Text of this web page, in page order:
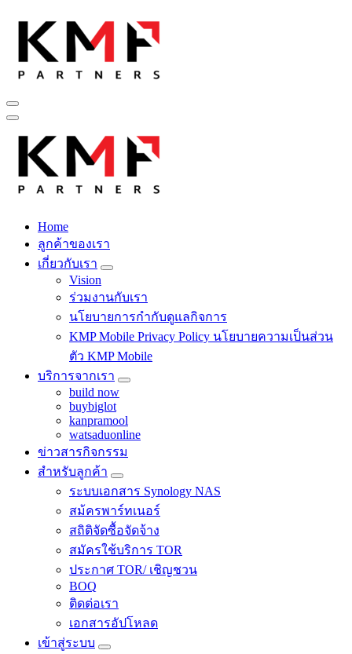
content
Fintech สำหรับวงการรับเหมาก่อสร้าง สู่อนาคตที่ดีกว่าไปพร้อม
กับเรา เพราะโอกาสรอไม่ได้
Fintech สำหรับวงการรับเหมาก่อสร้าง สู่อนาคตที่ดีกว่าไปพร้อม
กับเรา เพราะโอกาสรอไม่ได้
Home
ลูกค้าของเรา
เกี่ยวกับเรา
Vision
ร่วมงานกับเรา
นโยบายการกำกับดูแลกิจการ
KMP Mobile Privacy Policy นโยบายความเป็นส่วน
ตัว KMP Mobile
บริการจากเรา
build now
buybiglot
kanpramool
watsaduonline
ข่าวสารกิจกรรม
สำหรับลูกค้า
ระบบเอกสาร Synology NAS
สม้ครพาร์ทเนอร์
สถิติจัดซื้อจัดจ้าง
สมัครใช้บริการ TOR
ประกาศ TOR/ เชิญชวน
BOQ
ติดต่อเรา
เอกสารอัปโหลด
เข้าสู่ระบบ